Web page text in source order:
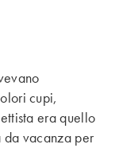
cupi,
era quello
da vacanza per